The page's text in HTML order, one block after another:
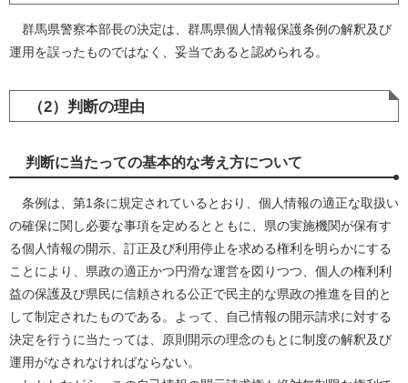
群馬県警察本部長の決定は、群馬県個人情報保護条例の解釈及び
運用を誤ったものではなく、妥当であると認められる。
（2）判断の理由
判断に当たっての基本的な考え方について
条例は、第1条に規定されているとおり、個人情報の適正な取扱い
の確保に関し必要な事項を定めるとともに、県の実施機関が保有す
る個人情報の開示、訂正及び利用停止を求める権利を明らかにする
ことにより、県政の適正かつ円滑な運営を図りつつ、個人の権利利
益の保護及び県民に信頼される公正で民主的な県政の推進を目的と
して制定されたものである。よって、自己情報の開示請求に対する
決定を行うに当たっては、原則開示の理念のもとに制度の解釈及び
運用がなされなければならない。